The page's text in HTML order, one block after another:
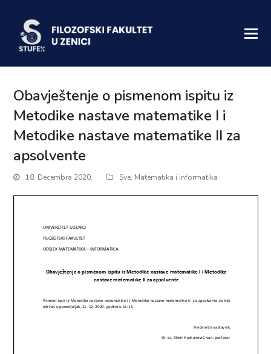
Obavještenje o pismenom ispitu iz
Metodike nastave matematike I i
Metodike nastave matematike II za
apsolvente
18. Decembra 2020. Sve, Matematika i informatika